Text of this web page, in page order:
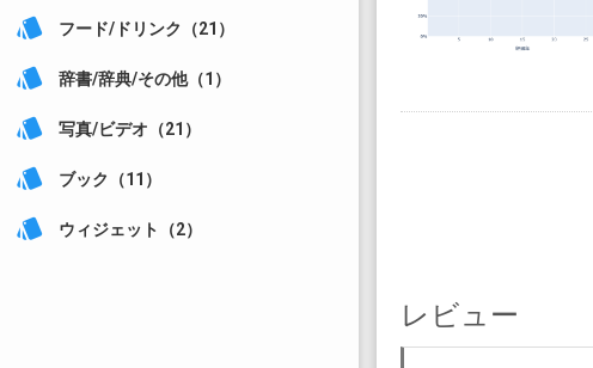
style フード/ドリンク（21）
style 辞書/辞典/その他（1）
style 写真/ビデオ（21）
style ブック（11）
style ウィジェット（2）
レビュー